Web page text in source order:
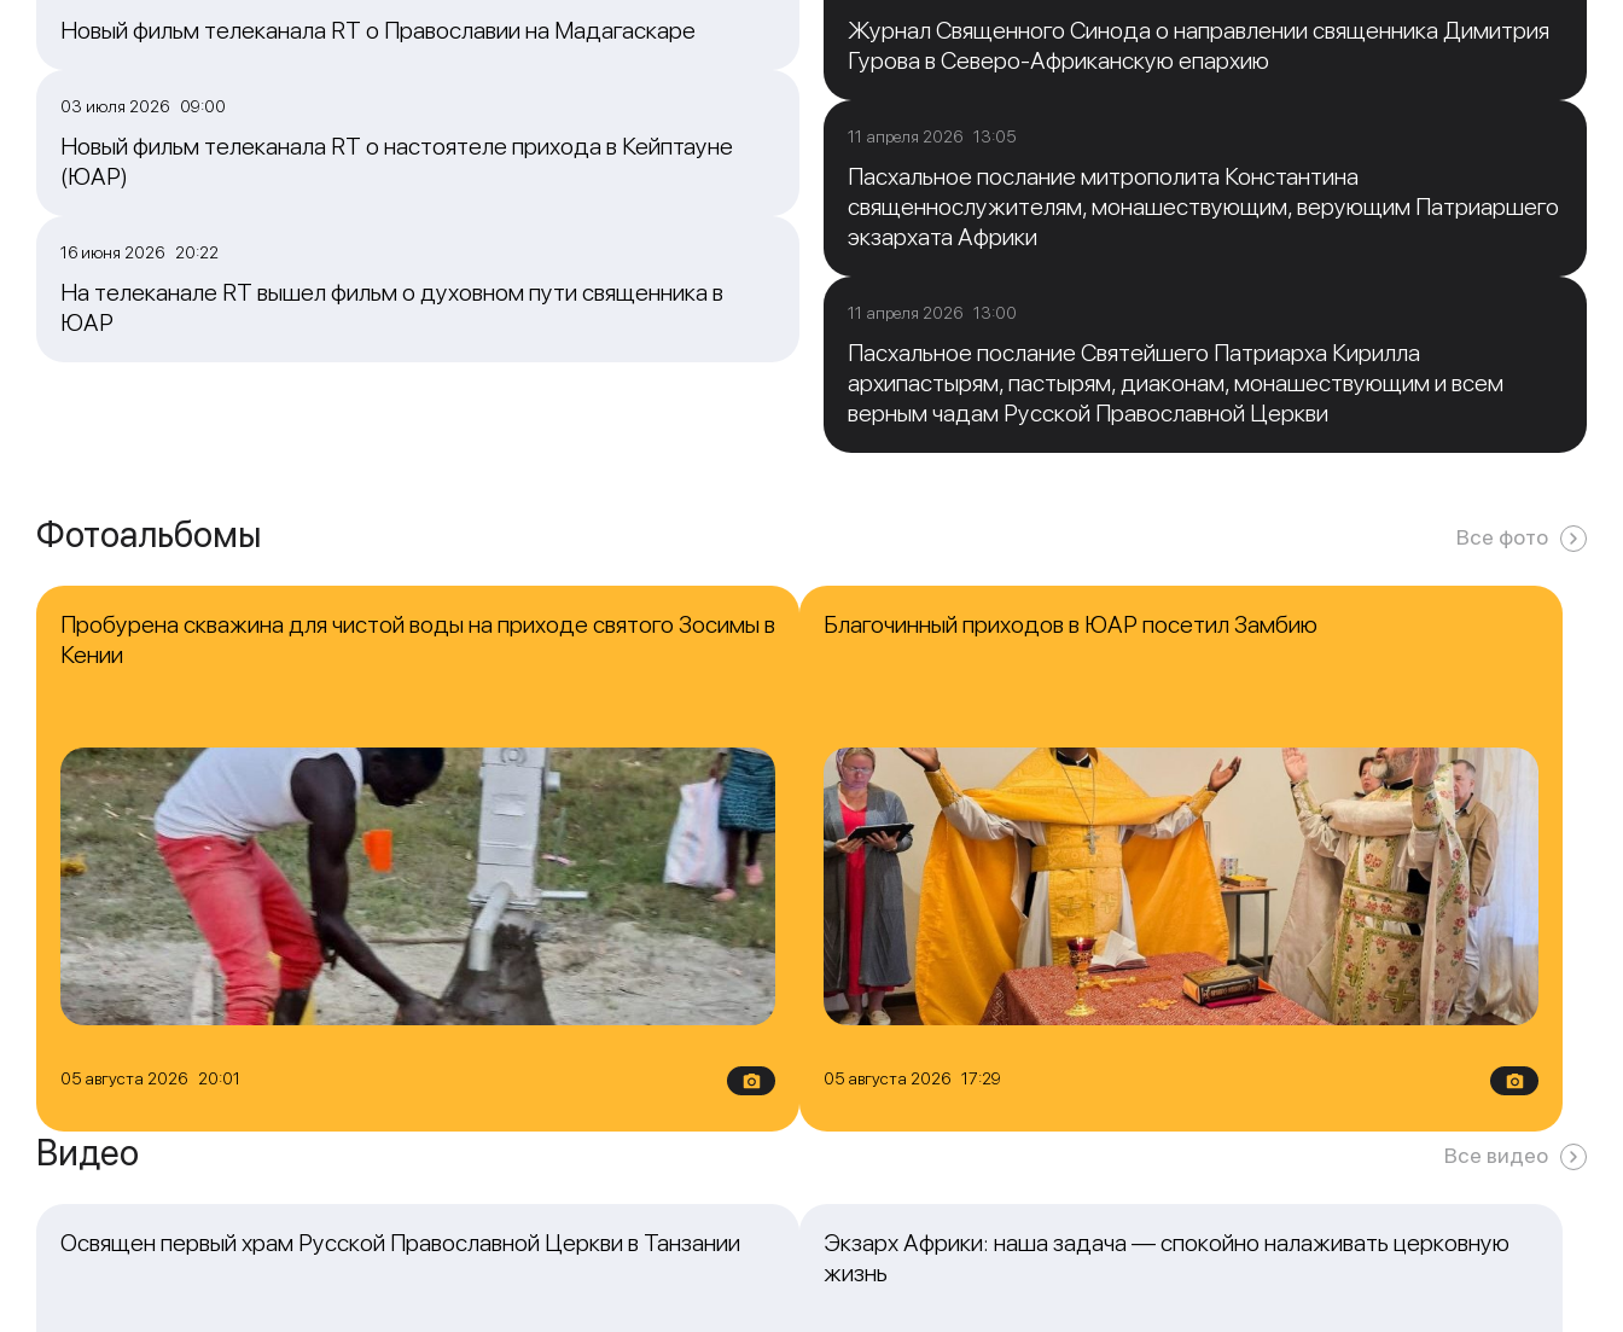
Новый фильм телеканала RT о Православии на Мадагаскаре
03 июля 2026 09:00
Новый фильм телеканала RT о настоятеле прихода в Кейптауне
(ЮАР)
16 июня 2026 20:22
На телеканале RT вышел фильм о духовном пути священника в
ЮАР
Журнал Священного Синода о направлении священника Димитрия
Гурова в Северо-Африканскую епархию
11 апреля 2026 13:05
Пасхальное послание митрополита Константина
священнослужителям, монашествующим, верующим Патриаршего
экзархата Африки
11 апреля 2026 13:00
Пасхальное послание Святейшего Патриарха Кирилла
архипастырям, пастырям, диаконам, монашествующим и всем
верным чадам Русской Православной Церкви
Фотоальбомы Все фото
05 августа 2026 20:01
Пробурена скважина для чистой воды на приходе святого Зосимы в
Кении
05 августа 2026 17:29
Благочинный приходов в ЮАР посетил Замбию
Видео Все видео
Освящен первый храм Русской Православной Церкви в Танзании
Экзарх Африки: наша задача — спокойно налаживать церковную
жизнь